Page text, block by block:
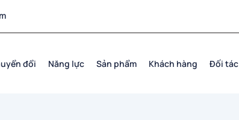
đổi Năng lực Sản phẩm Khách hàng Đối tác